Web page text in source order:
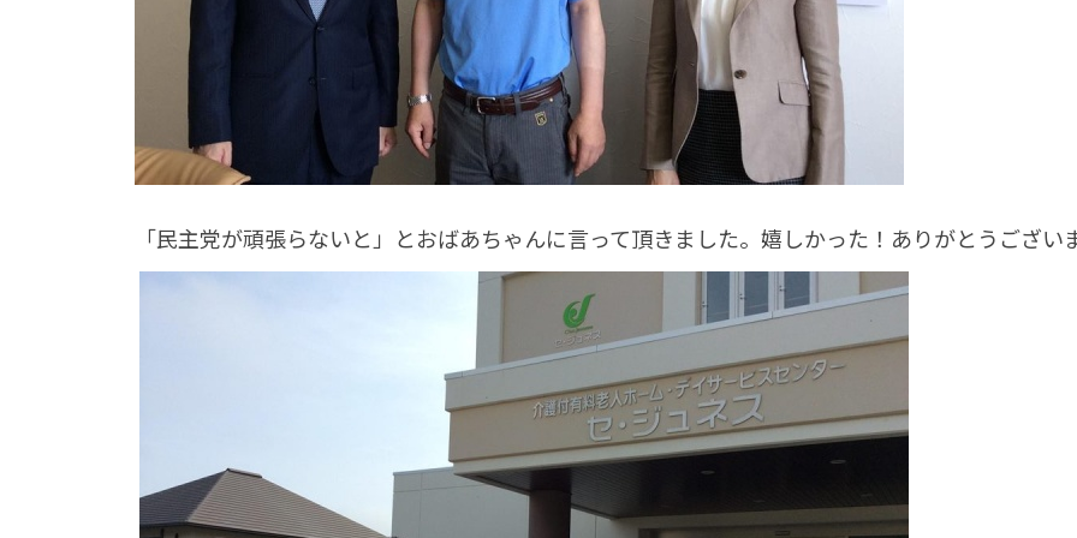
「民主党が頑張らないと」とおばあちゃんに言って頂きました。嬉しかった！ありがとうござい